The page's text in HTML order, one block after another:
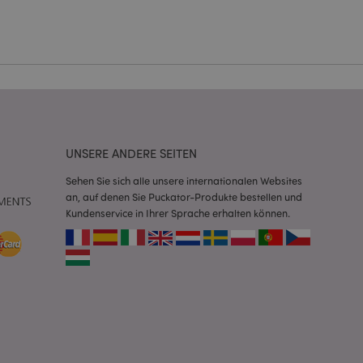
UNSERE ANDERE SEITEN
Sehen Sie sich alle unsere internationalen Websites
an, auf denen Sie Puckator-Produkte bestellen und
Kundenservice in Ihrer Sprache erhalten können.
Dienst
das
Browser zu
zu
wird, die
ist eine
eine zufällig
wie sie
spezifisch sein.